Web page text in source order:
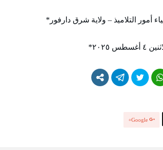
أمور التلاميذ – ولاية شرق دارفور*
٢٠٢٥*
Google+